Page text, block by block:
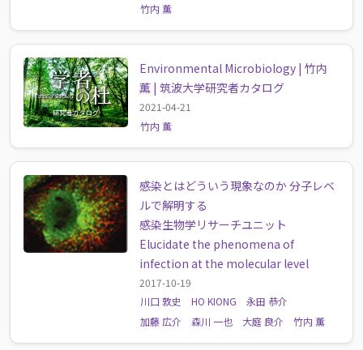
竹内 薫
Environmental Microbiology | 竹内
薫 | 筑波大学研究者カタログ
2021-04-21
竹内 薫
感染とはどういう現象なのか 分子レベ
ルで解明する
感染生物学リサーチユニット
Elucidate the phenomena of
infection at the molecular level
2017-10-19
川口 敦史
HO KIONG
永田 恭介
加藤 広介
森川 一也 大庭 良介 竹内 薫